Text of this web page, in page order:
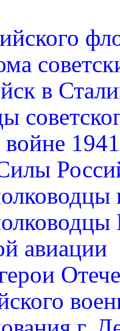
в
авиации